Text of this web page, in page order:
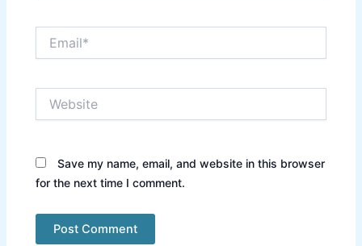
Save my name, email, and website in this browser
for the next time I comment.